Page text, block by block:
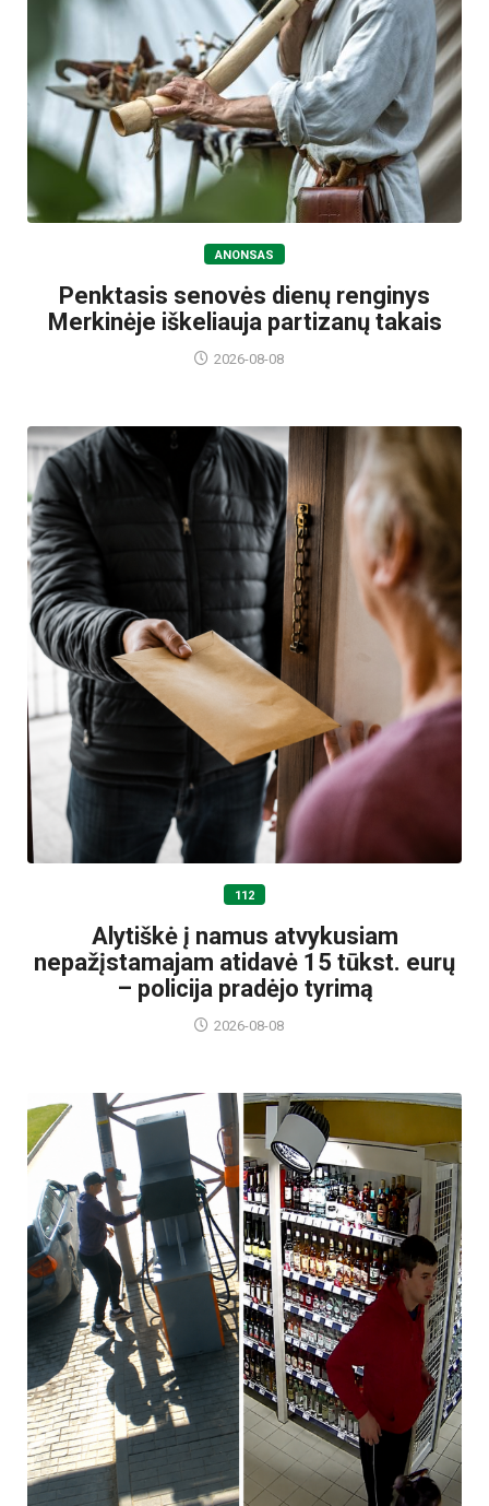
ANONSAS
Penktasis senovės dienų renginys
Merkinėje iškeliauja partizanų takais
2026-08-08
112
Alytiškė į namus atvykusiam
nepažįstamajam atidavė 15 tūkst. eurų
– policija pradėjo tyrimą
2026-08-08